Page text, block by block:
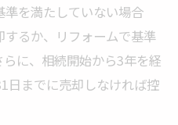
準を満たしていない場合
るか、リフォームで基準
に、相続開始から3年を経
日までに売却しなければ控